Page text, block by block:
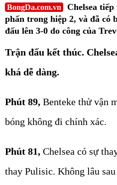
BongDa.com.vn
Chelsea
phấn trong hiệp 2, và đã có
đấu lên 3-0 do công của
Trận đấu kết thúc.
khá dễ dàng.
Phút 89, Benteke thử vận
bóng không đi chính xác.
Phút 81, Chelsea có sự
thay Pulisic. Không lâu